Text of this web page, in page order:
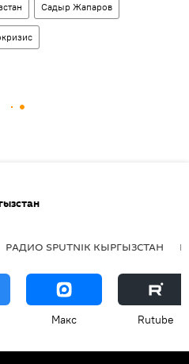
Садыр Жапаров
РАДИО SPUTNIK КЫРГЫЗСТАН
Макс Rutube